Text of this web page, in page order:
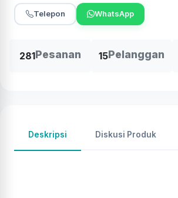
Telepon WhatsApp
281Pesanan 15Pelanggan
Deskripsi Diskusi Produk